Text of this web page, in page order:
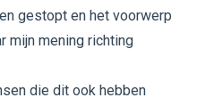
gestopt en het voorwerp
mijn mening richting
die dit ook hebben